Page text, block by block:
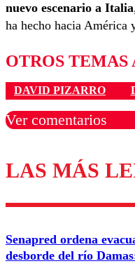
nuevo escenario a Italia
ha hecho hacia América
OTROS TEMAS
DAVID PIZARRO
Ver comentarios
Los comentarios
Nombre
Correo
LAS MÁS
Senapred ordena
desborde del río